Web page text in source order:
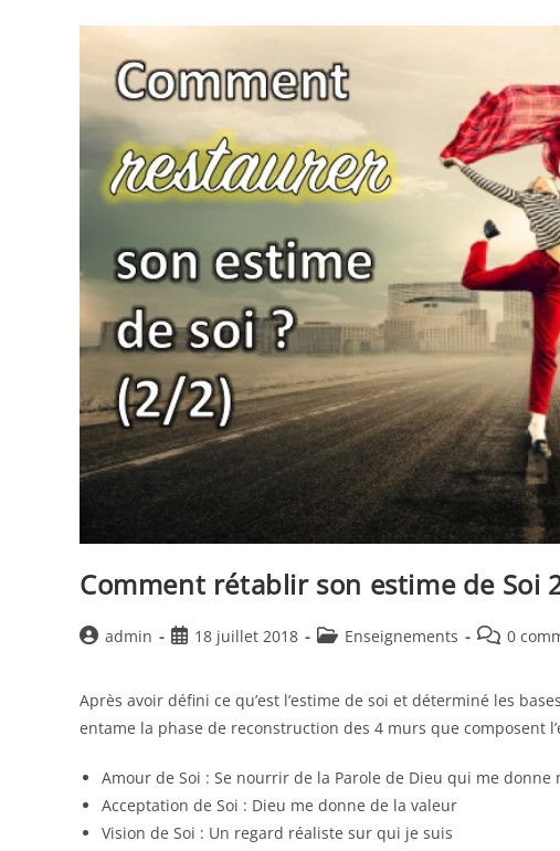
Comment rétablir son estime de Soi
Auteur/autrice
publication :
admin
Publication
18 juillet 2018
PostEnseignements 0
Après avoir défini ce qu’est l’estime de soi et déterminé les
entame la phase de reconstruction des 4 murs que composent
Amour de Soi : Se nourrir de la Parole de Dieu qui me donne
Acceptation de Soi : Dieu me donne de la valeur
Vision de Soi : Un regard réaliste sur qui je suis